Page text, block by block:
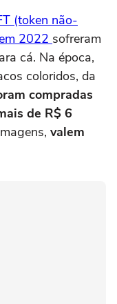
(token não-
2022 sofreram
cá. Na época,
coloridos, da
compradas
de R$ 6
valem